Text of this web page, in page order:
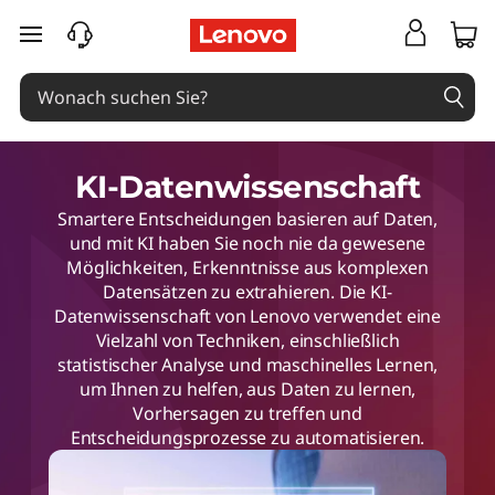
zum Hauptinhalt springen
KI-Datenwissenschaft
Smartere Entscheidungen basieren auf Daten,
und mit KI haben Sie noch nie da gewesene
Möglichkeiten, Erkenntnisse aus komplexen
Datensätzen zu extrahieren. Die KI-
Datenwissenschaft von Lenovo verwendet eine
Vielzahl von Techniken, einschließlich
statistischer Analyse und maschinelles Lernen,
um Ihnen zu helfen, aus Daten zu lernen,
Vorhersagen zu treffen und
Entscheidungsprozesse zu automatisieren.